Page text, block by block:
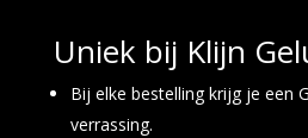
Uniek bij Klijn
Bij elke bestelling krijg je een
verrassing.